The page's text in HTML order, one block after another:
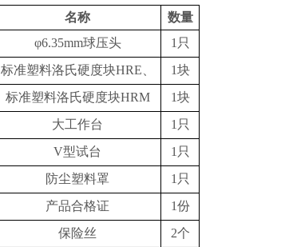
名称
数量
φ6.35mm球压头
1只
标准塑料洛氏硬度块HRE、
1块
标准塑料洛氏硬度块HRM
1块
大工作台
1只
V型试台
1只
防尘塑料罩
1只
产品合格证
1份
保险丝 2个